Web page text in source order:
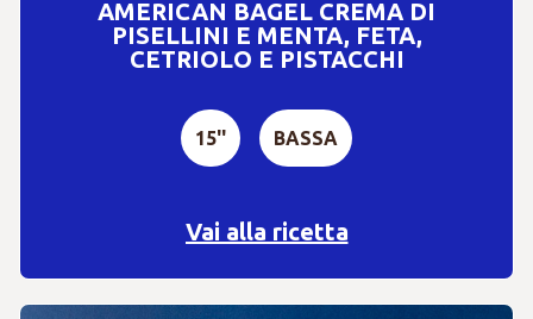
AMERICAN BAGEL CREMA DI
PISELLINI E MENTA, FETA,
CETRIOLO E PISTACCHI
15'' BASSA
Vai alla ricetta